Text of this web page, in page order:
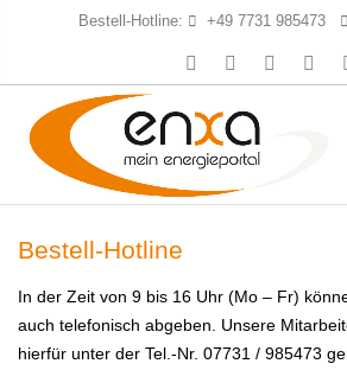
Bestell-Hotline: +49 7731 985473
Bestell-Hotline
In der Zeit von 9 bis 16 Uhr (Mo – Fr)
auch telefonisch abgeben. Unsere
hierfür unter der Tel.-Nr. 07731 / 985473